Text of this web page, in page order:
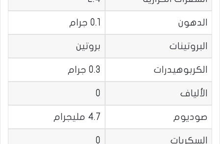
الدهون 0.1 جرام
البروتينات بروتين
الكربوهيدرات 0.3 جرام
الألياف 0
صوديوم 4.7 مليجرام
السكريات 0